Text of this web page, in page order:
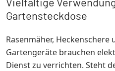
Gartensteckdose
Rasenmäher, Heckenschere
Gartengeräte brauchen
Dienst zu verrichten. Steht